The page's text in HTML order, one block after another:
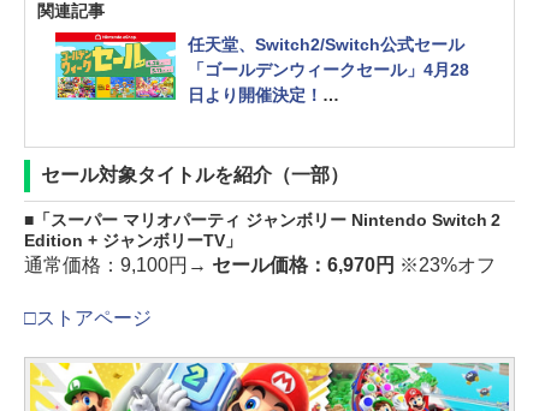
関連記事
任天堂、Switch2/Switch公式セール
「ゴールデンウィークセール」4月28
日より開催決定！
ピーチ」などが対象に
セール対象タイトルを紹介（一部）
「スーパー マリオパーティ ジャンボリー Nintendo Switch 2
Edition + ジャンボリーTV」
通常価格：9,100円→ セール価格：6,970円 ※23%オフ
□ストアページ